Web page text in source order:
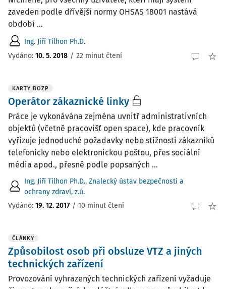
zaveden podle dřívější normy OHSAS 18001 nastává
období ...
Ing. Jiří Tilhon Ph.D.
Vydáno: 10. 5. 2018 / 22 minut čtení
KARTY BOZP
Operátor zákaznické linky
Práce je vykonávána zejména uvnitř administrativních
objektů (včetně pracovišť open space), kde pracovník
vyřizuje jednoduché požadavky nebo stížnosti zákazníků
telefonicky nebo elektronickou poštou, přes sociální
média apod., přesně podle popsaných ...
Ing. Jiří Tilhon Ph.D., Znalecký ústav bezpečnosti a
ochrany zdraví, z.ú.
Vydáno: 19. 12. 2017 / 10 minut čtení
ČLÁNKY
Způsobilost osob při obsluze VTZ a jiných
technických zařízení
Provozování vyhrazených technických zařízení vyžaduje